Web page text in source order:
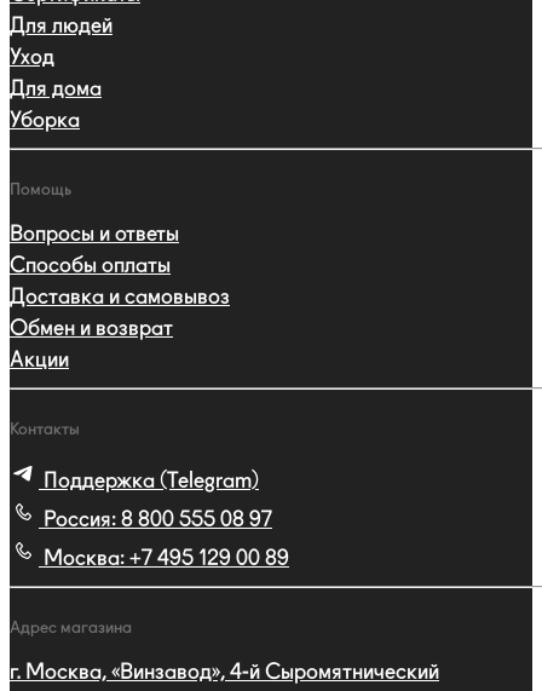
Для людей
Уход
Для дома
Уборка
Помощь
Вопросы и ответы
Способы оплаты
Доставка и самовывоз
Обмен и возврат
Акции
Контакты
Поддержка (Telegram)
Россия: 8 800 555 08 97
Москва: +7 495 129 00 89
Адрес магазина
г. Москва, «Винзавод», 4-й Сыромятнический